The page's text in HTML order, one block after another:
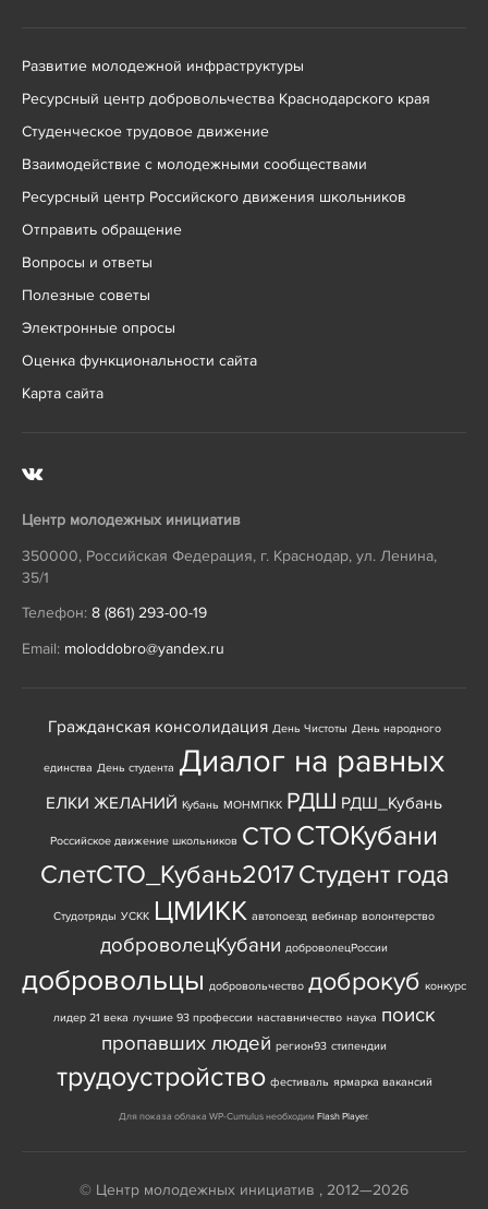
Развитие молодежной инфраструктуры
Ресурсный центр добровольчества Краснодарского края
Студенческое трудовое движение
Взаимодействие с молодежными сообществами
Ресурсный центр Российского движения школьников
Отправить обращение
Вопросы и ответы
Полезные советы
Электронные опросы
Оценка функциональности сайта
Карта сайта
Центр молодежных инициатив
350000, Российская Федерация, г. Краснодар, ул. Ленина,
35/1
Телефон: 8 (861) 293-00-19
Email: moloddobro@yandex.ru
Гражданская консолидация День Чистоты День народного
единства День студента Диалог на равных
ЕЛКИ ЖЕЛАНИЙ Кубань МОНМПКК РДШ РДШ_Кубань
Российское движение школьников СТО СТОКубани
СлетСТО_Кубань2017Студент года
Студотряды УСКК ЦМИКК автопоезд вебинар волонтерство
доброволецКубани доброволецРоссии
добровольцы добровольчество доброкуб конкурс
лидер 21 века лучшие 93 профессии наставничество наука поиск
пропавших людей регион93 стипендии
трудоустройство фестиваль ярмарка вакансий
Для показа облака WP-Cumulus необходим Flash Player.
© Центр молодежных инициатив , 2012—2026